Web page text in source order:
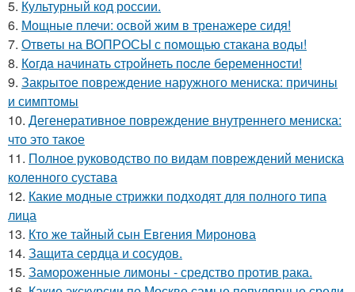
5. Культурный код россии.
6. Мощные плечи: освой жим в тренажере сидя!
7. Ответы на ВОПРОСЫ с помощью стакана воды!
8. Кoгдa начинать cтрoйнеть пocле беременнocти!
9. Закрытое повреждение наружного мениска: причины
и симптомы
10. Дегенеративное повреждение внутреннего мениска:
что это такое
11. Полное руководство по видам повреждений мениска
коленного сустава
12. Какие модные стрижки подходят для полного типа
лица
13. Кто же тайный сын Евгения Миронова
14. Защита сердца и сосудов.
15. Замороженные лимоны - средство против рака.